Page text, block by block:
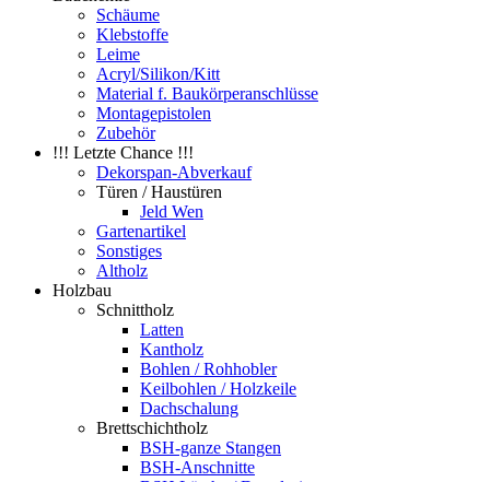
Schäume
Klebstoffe
Leime
Acryl/Silikon/Kitt
Material f. Baukörperanschlüsse
Montagepistolen
Zubehör
!!! Letzte Chance !!!
Dekorspan-Abverkauf
Türen / Haustüren
Jeld Wen
Gartenartikel
Sonstiges
Altholz
Holzbau
Schnittholz
Latten
Kantholz
Bohlen / Rohhobler
Keilbohlen / Holzkeile
Dachschalung
Brettschichtholz
BSH-ganze Stangen
BSH-Anschnitte